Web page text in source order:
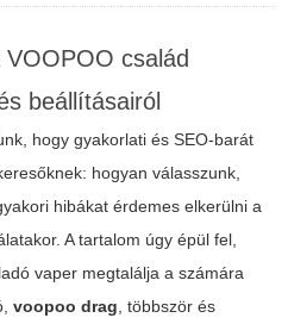
család
beállításairól
hogy gyakorlati és SEO-barát
hogyan válasszunk,
hibákat érdemes elkerülni a
A tartalom úgy épül fel,
vaper megtalálja a számára
voopoo drag, többször és